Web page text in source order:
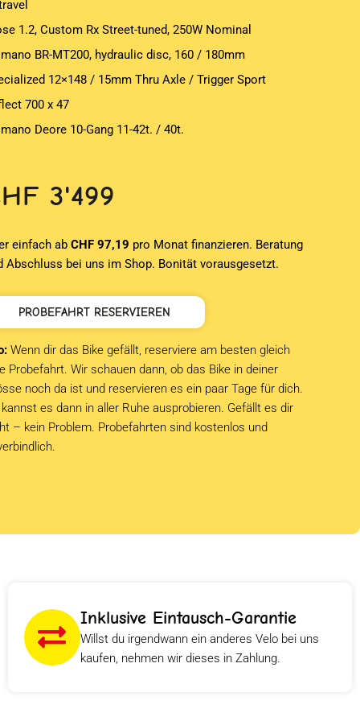
1.2, Custom Rx Street-tuned, 250W Nominal
BR-MT200, hydraulic disc, 160 / 180mm
12×148 / 15mm Thru Axle / Trigger Sport
700 x 47
Deore 10-Gang 11-42t. / 40t.
3'499
einfach abCHF 97,19 pro Monat finanzieren. Beratung
Abschluss bei uns im Shop. Bonität vorausgesetzt.
PROBEFAHRT RESERVIEREN
Wenn dir das Bike gefällt, reserviere am besten gleich
Probefahrt. Wir schauen dann, ob das Bike in deiner
noch da ist und reservieren es ein paar Tage für dich.
es dann in aller Ruhe ausprobieren. Gefällt es dir
– kein Problem. Probefahrten sind kostenlos und
Inklusive Eintausch-Garantie
Willst du irgendwann ein anderes Velo bei uns
kaufen, nehmen wir dieses in Zahlung.